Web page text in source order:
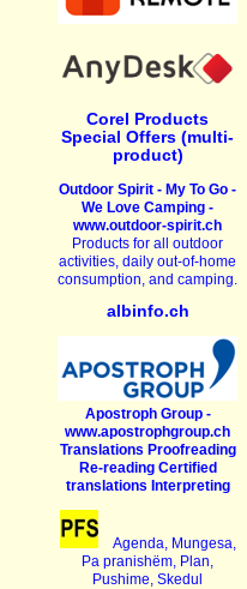
Corel Products
Special Offers (multi-
product)
Outdoor Spirit - My To Go -
We Love Camping -
www.outdoor-spirit.ch
Products for all outdoor
activities, daily out-of-home
consumption, and camping.
albinfo.ch
Apostroph Group -
www.apostrophgroup.ch
Translations Proofreading
Re-reading Certified
translations Interpreting
Agenda, Mungesa,
Pa pranishëm, Plan,
Pushime, Skedul